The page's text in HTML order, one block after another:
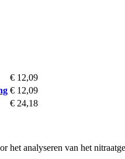
€ 12,09
€ 12,09
€ 24,18
het analyseren van het